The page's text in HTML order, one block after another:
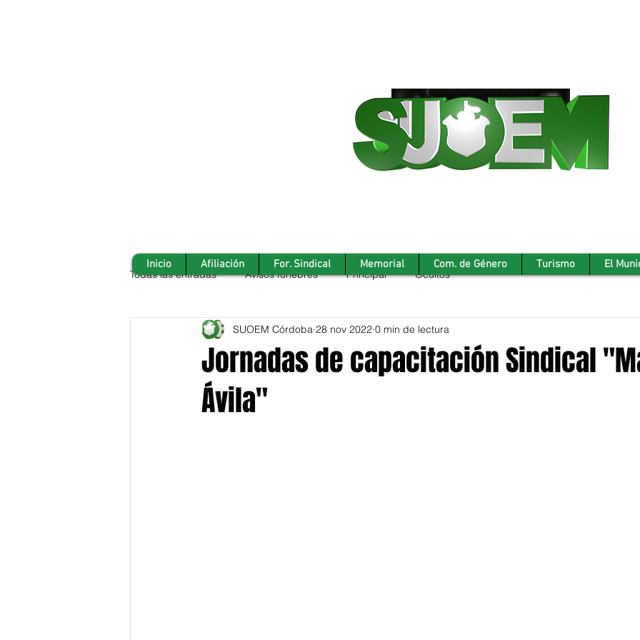
Todas las entradas Avisos fúnebres Principal Ocultos
Jornadas de capacitación Sindical
Ávila"
SUOEM Córdoba 28 nov 2022 0 min de lectura
Inicio Afiliación For. Sindical Memorial Com. de Género Turismo El